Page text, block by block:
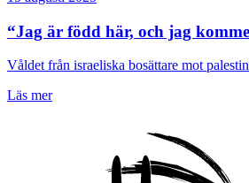
“Jag är född här, och jag
Våldet från israeliska bosättare mot
Läs mer